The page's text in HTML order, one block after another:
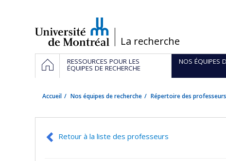
/La recherche
Navigation
principale
ACCUEILRESSOURCES POUR LES
ÉQUIPES DE RECHERCHE
NOS ÉQUIPES
Accueil Nos équipes de recherche Répertoire des
Retour à la liste des professeurs